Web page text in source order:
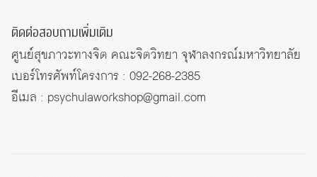
ติดต่อสอบถามเพิ่มเติม
ศูนย์สุขภาวะทางจิต คณะจิตวิทยา จุฬาลงกรณ์มหาวิทยาลัย
เบอร์โทรศัพท์โครงการ : 092-268-2385
อีเมล : psychulaworkshop@gmail.com